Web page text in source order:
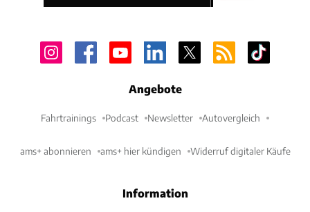
Angebote
Fahrtrainings Podcast Newsletter Autovergleich
ams+ abonnieren ams+ hier kündigen Widerruf digitaler Käufe
Information